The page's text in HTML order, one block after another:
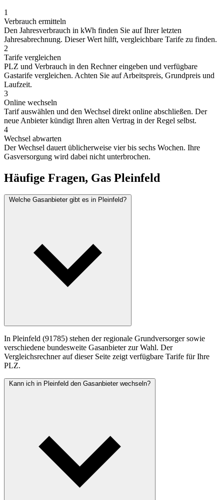
1
Verbrauch ermitteln
Den Jahresverbrauch in kWh finden Sie auf Ihrer letzten
Jahresabrechnung. Dieser Wert hilft, vergleichbare Tarife zu finden.
2
Tarife vergleichen
PLZ und Verbrauch in den Rechner eingeben und verfügbare
Gastarife vergleichen. Achten Sie auf Arbeitspreis, Grundpreis und
Laufzeit.
3
Online wechseln
Tarif auswählen und den Wechsel direkt online abschließen. Der
neue Anbieter kündigt Ihren alten Vertrag in der Regel selbst.
4
Wechsel abwarten
Der Wechsel dauert üblicherweise vier bis sechs Wochen. Ihre
Gasversorgung wird dabei nicht unterbrochen.
Häufige Fragen, Gas Pleinfeld
Welche Gasanbieter gibt es in Pleinfeld?
In Pleinfeld (91785) stehen der regionale Grundversorger sowie
verschiedene bundesweite Gasanbieter zur Wahl. Der
Vergleichsrechner auf dieser Seite zeigt verfügbare Tarife für Ihre
PLZ.
Kann ich in Pleinfeld den Gasanbieter wechseln?